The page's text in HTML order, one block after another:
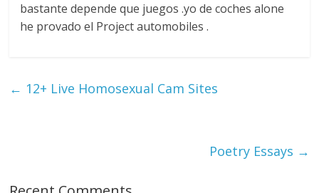
bastante depende que juegos .yo de coches alone
he provado el Project automobiles .
← 12+ Live Homosexual Cam Sites
Poetry Essays →